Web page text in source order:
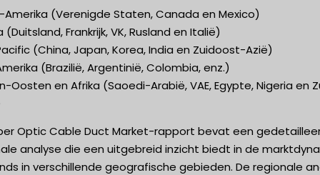
Amerika (Verenigde Staten, Canada en Mexico)
(Duitsland, Frankrijk, VK, Rusland en Italië)
(China, Japan, Korea, India en Zuidoost-Azië)
(Brazilië, Argentinië, Colombia, enz.)
Oosten en Afrika (Saoedi-Arabië, VAE, Egypte, Nigeria en
Optic Cable Duct Market-rapport bevat een
analyse die een uitgebreid inzicht biedt in de
in verschillende geografische gebieden. De regionale